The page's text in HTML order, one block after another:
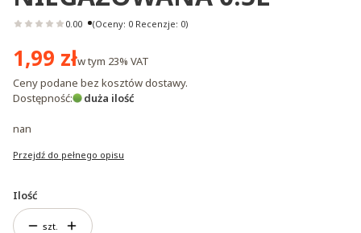
0.00 (Oceny: 0 Recenzje: 0)
Cena
1,99 złw tym 23% VAT
Ceny podane bez kosztów dostawy.
Dostępność:
duża ilość
nan
Przejdź do pełnego opisu
Ilość
szt.